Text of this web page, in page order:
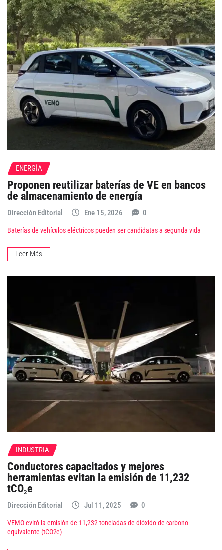
ENERGÍA
Proponen reutilizar baterías de VE en bancos
de almacenamiento de energía
Dirección Editorial Ene 15, 2026 0
Baterías de vehículos eléctricos pueden ser candidatas a segunda vida
Leer Más
INDUSTRIA
Conductores capacitados y mejores
herramientas evitan la emisión de 11,232
tCO₂e
Dirección Editorial Jul 11, 2025 0
VEMO evitó la emisión de 11,232 toneladas de dióxido de carbono
equivalente (tCO2e)